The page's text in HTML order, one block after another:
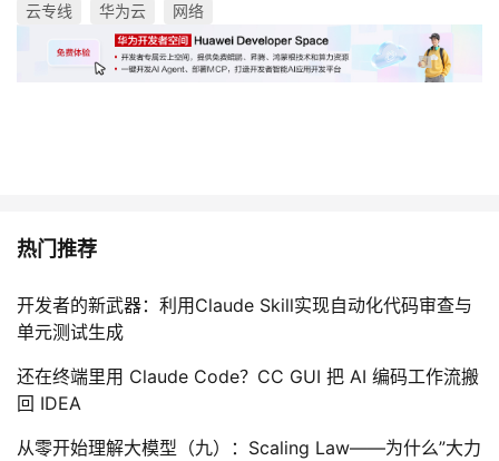
云专线 华为云 网络
热门推荐
开发者的新武器：利用Claude Skill实现自动化代码审查与
单元测试生成
还在终端里用 Claude Code？CC GUI 把 AI 编码工作流搬
回 IDEA
从零开始理解大模型（九）：Scaling Law——为什么”大力